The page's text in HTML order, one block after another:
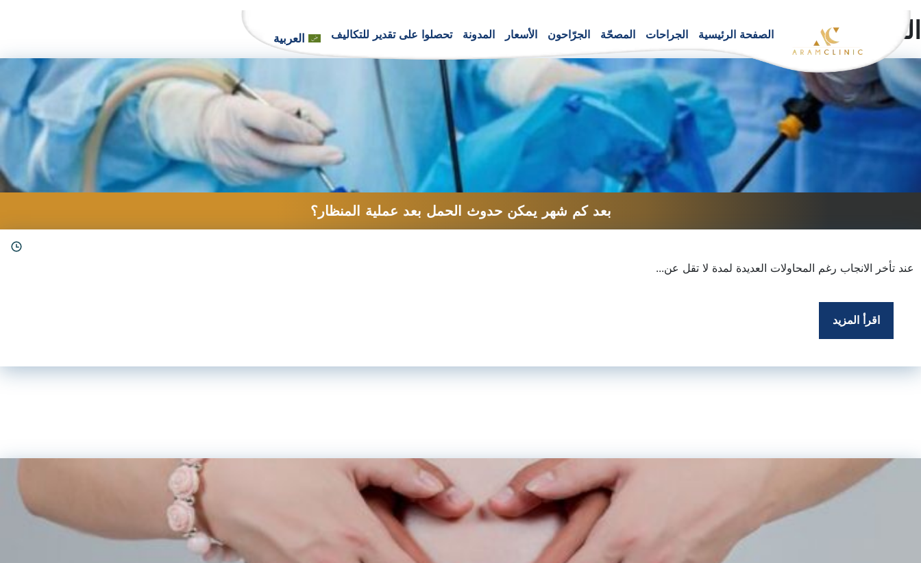
الصفحة الرئيسية الجراحات المصحّة الجرّاحون الأسعار المدونة تحصلوا على تقدير للتكاليف العربية التصنيف:اضطرابات المبيض
بعد كم شهر يمكن حدوث الحمل بعد عملية المنظار؟
عند تأخر الانجاب رغم المحاولات العديدة لمدة لا تقل عن...
اقرأ المزيد